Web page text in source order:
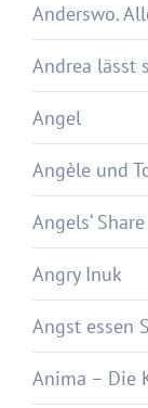
Anderswo.
Andrea lässt
Angel
Angèle und
Angels‘
Angry Inuk
Angst essen
Anima – Die